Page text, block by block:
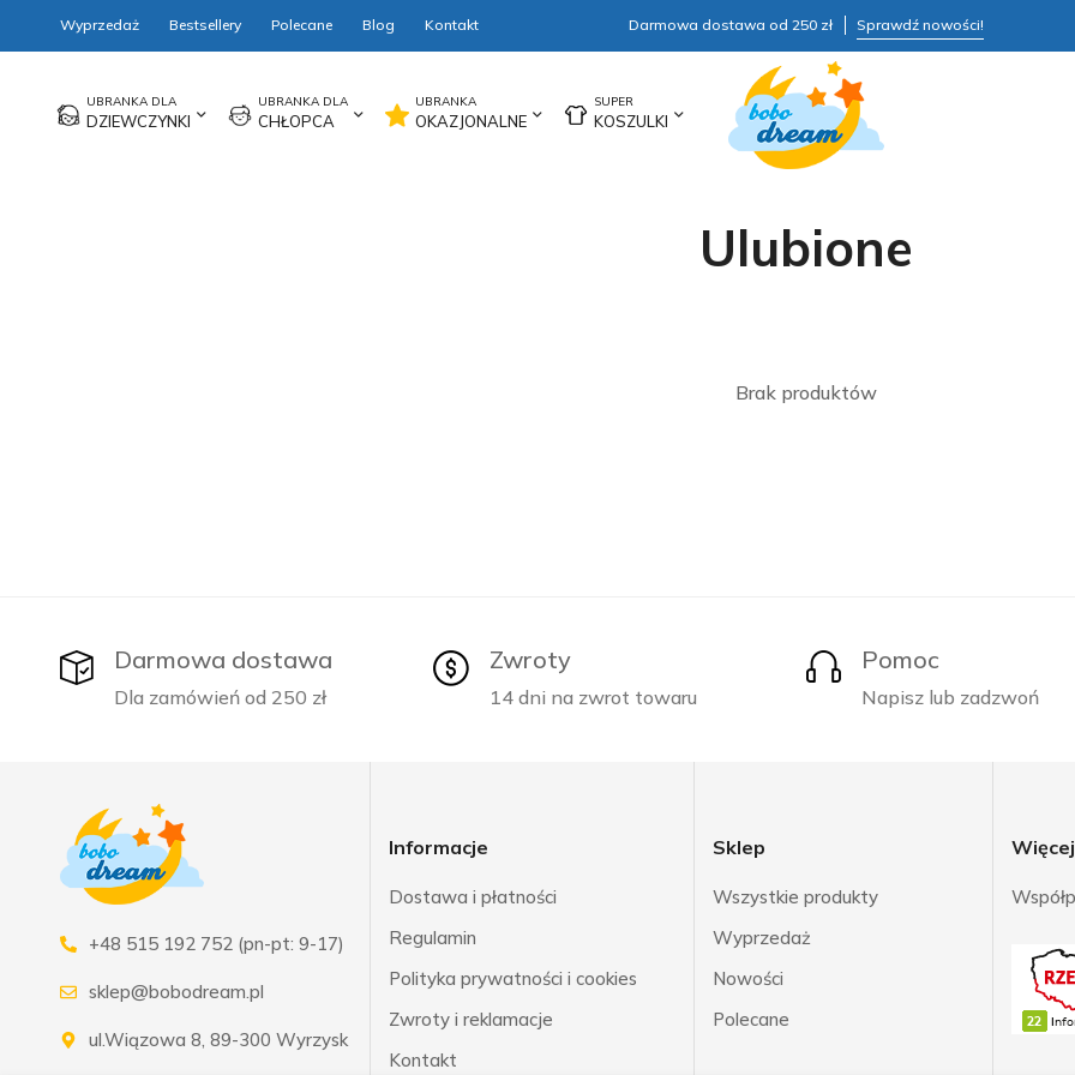
Wyprzedaż Bestsellery Polecane Blog Kontakt Darmowa dostawa od 250 zł Sprawdź nowości!
DZIEWCZYNKI CHŁOPCA OKAZJONALNE KOSZULKI
Ulubione
Brak produktów
Darmowa dostawa
Dla zamówień od 250 zł
Zwroty
14 dni na zwrot towaru
Pomoc
Napisz lub zadzwoń
+48 515 192 752 (pn-pt: 9-17)
sklep@bobodream.pl
ul.Wiązowa 8, 89-300 Wyrzysk
Informacje
Dostawa i płatności
Regulamin
Polityka prywatności i cookies
Zwroty i reklamacje
Kontakt
Sklep
Wszystkie produkty
Wyprzedaż
Nowości
Polecane
Więcej